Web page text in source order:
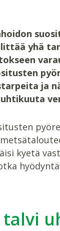
yhä
ja
kyetä
talvi